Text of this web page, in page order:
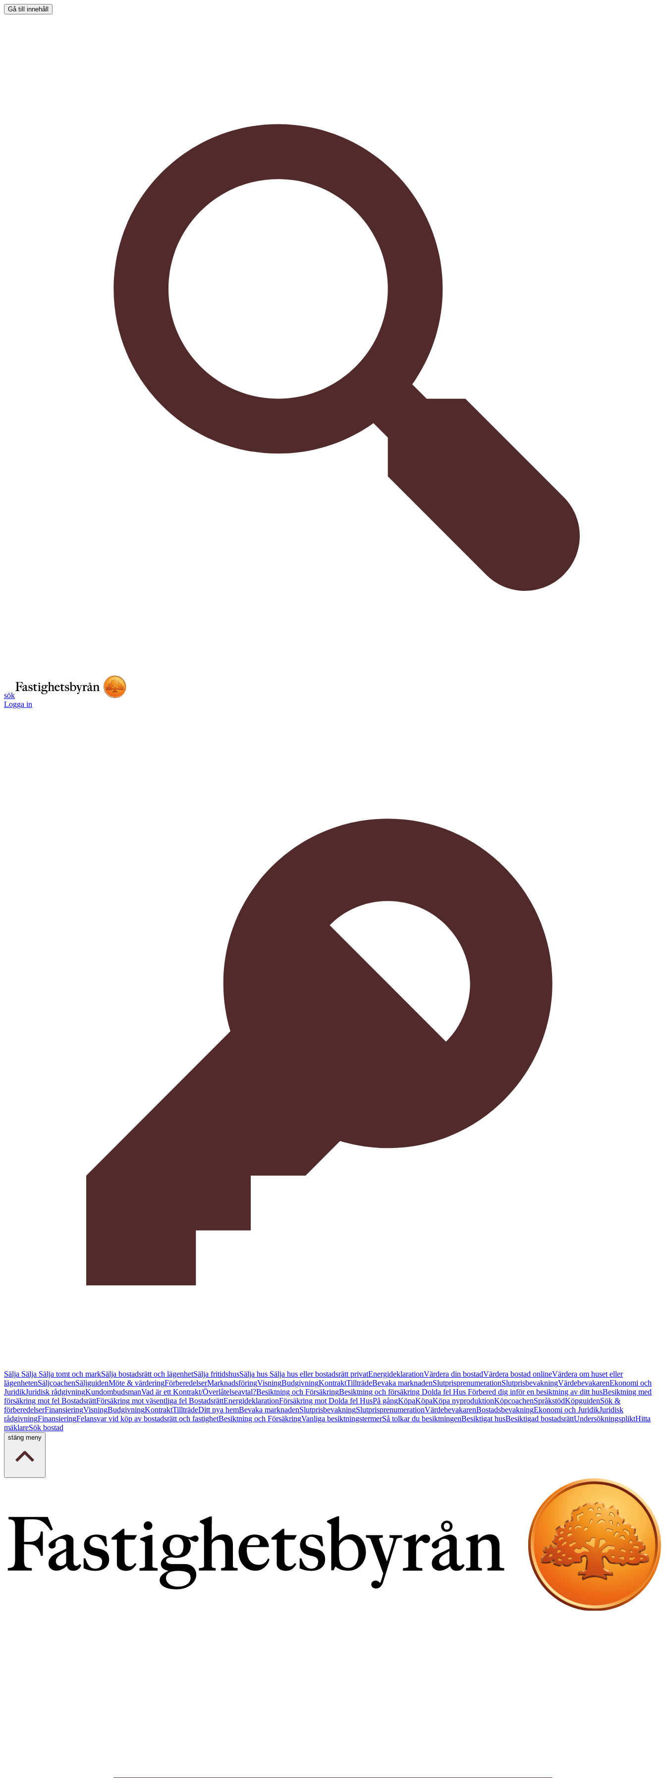
Gå till innehåll
sök
Logga in
Sälja Sälja Sälja tomt och markSälja bostadsrätt och lägenhetSälja fritidshusSälja hus Sälja hus eller bostadsrätt privatEnergideklarationVärdera din bostadVärdera bostad onlineVärdera om huset eller
lägenhetenSäljcoachenSäljguidenMöte & värderingFörberedelserMarknadsföringVisningBudgivningKontraktTillträdeBevaka marknadenSlutprisprenumerationSlutprisbevakningVärdebevakarenEkonomi och
JuridikJuridisk rådgivningKundombudsmanVad är ett Kontrakt/Överlåtelseavtal?Besiktning och FörsäkringBesiktning och försäkring Dolda fel Hus Förbered dig inför en besiktning av ditt husBesiktning med
försäkring mot fel BostadsrättFörsäkring mot väsentliga fel BostadsrättEnergideklarationFörsäkring mot Dolda fel HusPå gångKöpaKöpaKöpa nyproduktionKöpcoachenSpråkstödKöpguidenSök &
förberedelserFinansieringVisningBudgivningKontraktTillträdeDitt nya hemBevaka marknadenSlutprisbevakningSlutprisprenumerationVärdebevakarenBostadsbevakningEkonomi och JuridikJuridisk
rådgivningFinansieringFelansvar vid köp av bostadsrätt och fastighetBesiktning och FörsäkringVanliga besiktningstermerSå tolkar du besiktningenBesiktigat husBesiktigad bostadsrättUndersökningspliktHitta
mäklareSök bostad
stäng meny